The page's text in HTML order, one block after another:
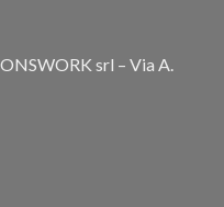
srl – Via A.